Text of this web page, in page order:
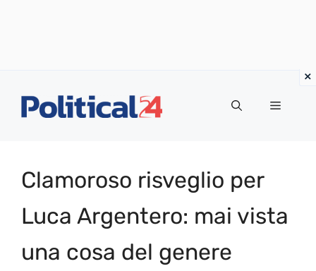
Menu
Clamoroso risveglio per
Luca Argentero: mai vista
una cosa del genere